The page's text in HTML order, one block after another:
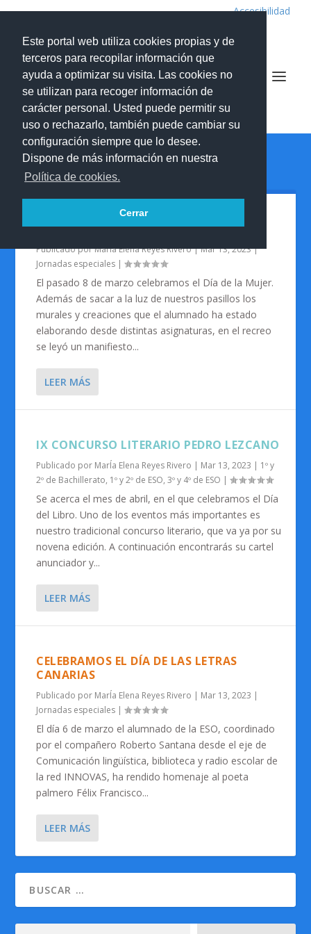
Este portal web utiliza cookies propias y de
terceros para recopilar información que
ayuda a optimizar su visita. Las cookies no
se utilizan para recoger información de
carácter personal. Usted puede permitir su
uso o rechazarlo, también puede cambiar su
configuración siempre que lo desee.
Dispone de más información en nuestra
Política de cookies.
Cerrar
Accesibilidad
IES de Tafira - Nelson Mandela
MES:MARZO 2023
CELEBRACIÓN DEL 8 DE MARZO
Publicado porMarÍa Elena Reyes Rivero|Mar 13, 2023|
Jornadas especiales |
El pasado 8 de marzo celebramos el Día de la Mujer.
Además de sacar a la luz de nuestros pasillos los
murales y creaciones que el alumnado ha estado
elaborando desde distintas asignaturas, en el recreo
se leyó un manifiesto...
LEER MÁS
IX CONCURSO LITERARIO PEDRO LEZCANO
Publicado por MarÍa Elena Reyes Rivero | Mar 13, 2023 | 1º y
2º de Bachillerato, 1º y 2º de ESO,3º y 4º de ESO |
Se acerca el mes de abril, en el que celebramos el Día
del Libro. Uno de los eventos más importantes es
nuestro tradicional concurso literario, que va ya por su
novena edición. A continuación encontrarás su cartel
anunciador y...
LEER MÁS
CELEBRAMOS EL DÍA DE LAS LETRAS
CANARIAS
Publicado por MarÍa Elena Reyes Rivero | Mar 13, 2023 |
Jornadas especiales |
El día 6 de marzo el alumnado de la ESO, coordinado
por el compañero Roberto Santana desde el eje de
Comunicación lingüística, biblioteca y radio escolar de
la red INNOVAS, ha rendido homenaje al poeta
palmero Félix Francisco...
LEER MÁS